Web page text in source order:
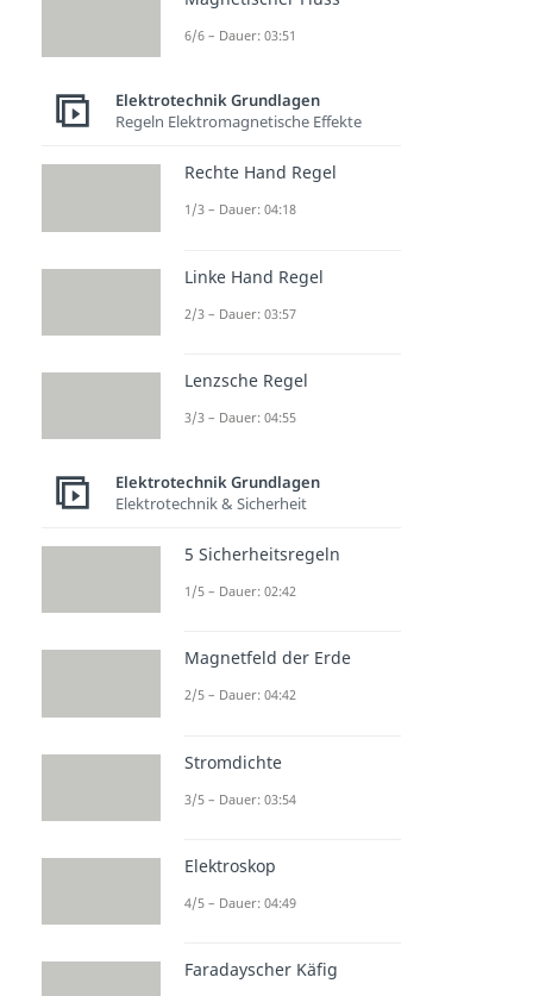
6/6 – Dauer: 03:51
Elektrotechnik Grundlagen
Regeln Elektromagnetische Effekte
Rechte Hand Regel
1/3 – Dauer: 04:18
Linke Hand Regel
2/3 – Dauer: 03:57
Lenzsche Regel
3/3 – Dauer: 04:55
Elektrotechnik Grundlagen
Elektrotechnik & Sicherheit
5 Sicherheitsregeln
1/5 – Dauer: 02:42
Magnetfeld der Erde
2/5 – Dauer: 04:42
Stromdichte
3/5 – Dauer: 03:54
Elektroskop
4/5 – Dauer: 04:49
Faradayscher Käfig